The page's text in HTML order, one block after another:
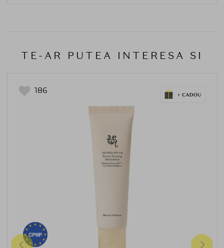
TE-AR PUTEA INTERESA SI
186